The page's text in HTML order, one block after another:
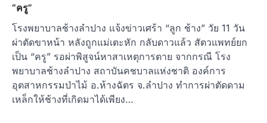
“ครู”
โรงพยาบาลช้างลำปาง แจ้งข่าวเศร้า “ลูก ช้าง” วัย 11 วัน
ผ่าตัดขาหน้า หลังถูกแม่เตะหัก กลับดาวแล้ว สัตวแพทย์ยก
เป็น “ครู” รอผ่าพิสูจน์หาสาเหตุการตาย จากกรณี โรง
พยาบาลช้างลำปาง สถาบันคชบาลแห่งชาติ องค์การ
อุตสาหกรรมป่าไม้ อ.ห้างฉัตร จ.ลำปาง ทำการผ่าตัดดาม
เหล็กให้ช้างที่เกิดมาได้เพียง…